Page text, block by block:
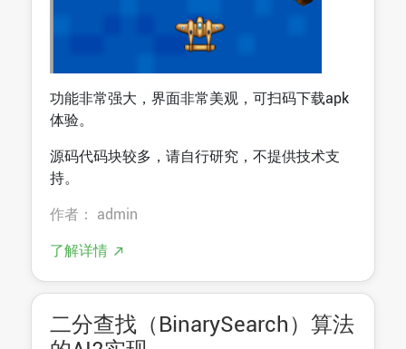
功能非常强大，界面非常美观，可扫码下载apk
体验。
源码代码块较多，请自行研究，不提供技术支
持。
作者： admin
了解详情
二分查找（BinarySearch）算法